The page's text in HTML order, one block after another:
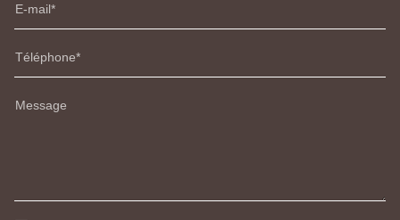
E-mail
Téléphone
Message